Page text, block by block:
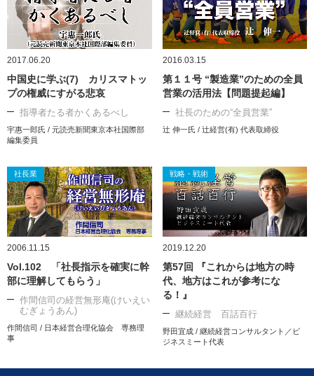
2017.06.20
中国史に学ぶ(7) カリスマトッ
プの権威にすがる悲哀
指導者たる者かくあるべし
宇惠一郎氏 / 元読売新聞東京本社国際部
編集委員
2016.03.15
第１１号 “製造業”のための全員
営業の活用法【問題提起編】
社長のための“全員営業”
辻 伸一氏 / 辻経営(有) 代表取締役
社長業
2006.11.15
Vol.102 「社長指示を確実に幹
部に理解してもらう」
作間信司の経営無形庵(けいえい
むぎょうあん)
作間信司 / 日本経営合理化協会 専務理
事
戦略・戦術
2019.12.20
第57回 『これからは地方の時
代、地方はこれが参考にな
る！』
継続経営 百話百行
野田宜成 / 継続経営コンサルタント／ビ
ジネスミート代表